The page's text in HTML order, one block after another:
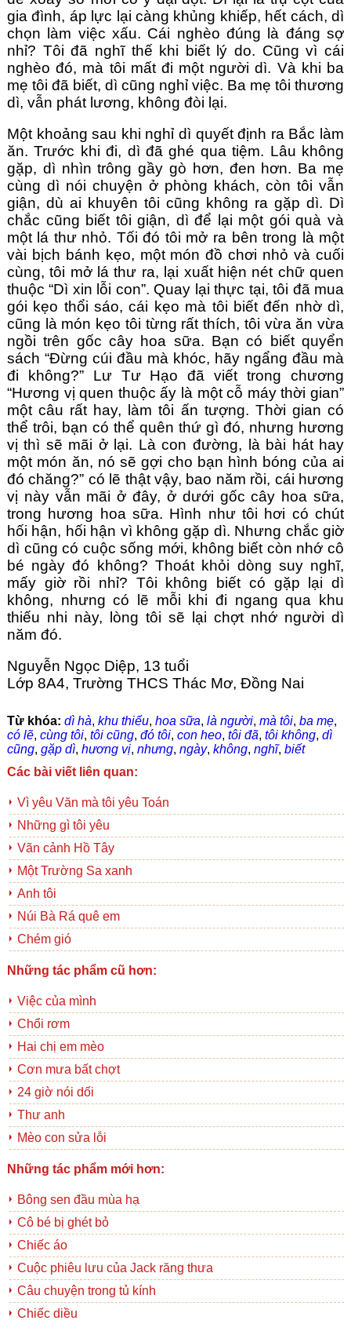
gia đình, áp lực lại càng khủng khiếp, hết cách, dì
chọn làm việc xấu. Cái nghèo đúng là đáng sợ
nhỉ? Tôi đã nghĩ thế khi biết lý do. Cũng vì cái
nghèo đó, mà tôi mất đi một người dì. Và khi ba
mẹ tôi đã biết, dì cũng nghỉ việc. Ba mẹ tôi thương
dì, vẫn phát lương, không đòi lại.
Một khoảng sau khi nghỉ dì quyết định ra Bắc làm
ăn. Trước khi đi, dì đã ghé qua tiệm. Lâu không
gặp, dì nhìn trông gầy gò hơn, đen hơn. Ba mẹ
cùng dì nói chuyện ở phòng khách, còn tôi vẫn
giận, dù ai khuyên tôi cũng không ra gặp dì. Dì
chắc cũng biết tôi giận, dì để lại một gói quà và
một lá thư nhỏ. Tối đó tôi mở ra bên trong là một
vài bịch bánh kẹo, một món đồ chơi nhỏ và cuối
cùng, tôi mở lá thư ra, lại xuất hiện nét chữ quen
thuộc “Dì xin lỗi con”. Quay lại thực tại, tôi đã mua
gói kẹo thổi sáo, cái kẹo mà tôi biết đến nhờ dì,
cũng là món kẹo tôi từng rất thích, tôi vừa ăn vừa
ngồi trên gốc cây hoa sữa. Bạn có biết quyển
sách “Đừng cúi đầu mà khóc, hãy ngẩng đầu mà
đi không?” Lư Tư Hạo đã viết trong chương
“Hương vị quen thuộc ấy là một cỗ máy thời gian”
một câu rất hay, làm tôi ấn tượng. Thời gian có
thể trôi, bạn có thể quên thứ gì đó, nhưng hương
vị thì sẽ mãi ở lại. Là con đường, là bài hát hay
một món ăn, nó sẽ gợi cho bạn hình bóng của ai
đó chăng?” có lẽ thật vậy, bao năm rồi, cái hương
vị này vẫn mãi ở đây, ở dưới gốc cây hoa sữa,
trong hương hoa sữa. Hình như tôi hơi có chút
hối hận, hối hận vì không gặp dì. Nhưng chắc giờ
dì cũng có cuộc sống mới, không biết còn nhớ cô
bé ngày đó không? Thoát khỏi dòng suy nghĩ,
mấy giờ rồi nhỉ? Tôi không biết có gặp lại dì
không, nhưng có lẽ mỗi khi đi ngang qua khu
thiếu nhi này, lòng tôi sẽ lại chợt nhớ người dì
năm đó.
Nguyễn Ngọc Diệp, 13 tuổi
Lớp 8A4, Trường THCS Thác Mơ, Đồng Nai
Từ khóa: dì hà, khu thiếu, hoa sữa, là người, mà tôi, ba mẹ,
có lẽ, cùng tôi, tôi cũng, đó tôi, con heo, tôi đã, tôi không, dì
cũng, gặp dì, hương vị, nhưng, ngày, không, nghĩ, biết
Các bài viết liên quan:
Vì yêu Văn mà tôi yêu Toán
Những gì tôi yêu
Vãn cảnh Hồ Tây
Một Trường Sa xanh
Anh tôi
Núi Bà Rá quê em
Chém gió
Những tác phẩm cũ hơn:
Việc của mình
Chổi rơm
Hai chị em mèo
Cơn mưa bất chợt
24 giờ nói dối
Thư anh
Mèo con sửa lỗi
Những tác phẩm mới hơn:
Bông sen đầu mùa hạ
Cô bé bị ghét bỏ
Chiếc áo
Cuộc phiêu lưu của Jack răng thưa
Câu chuyện trong tủ kính
Chiếc diều